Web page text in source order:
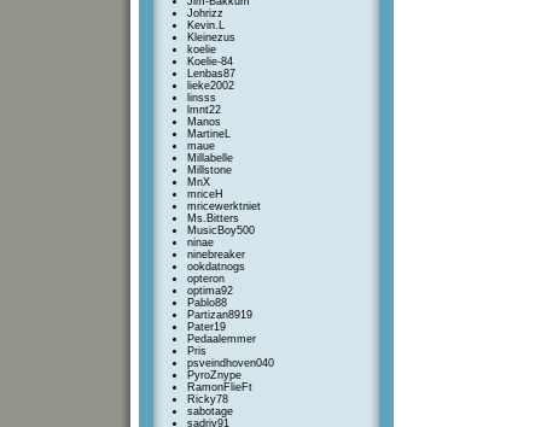
Johrizz
Kevin.L
Kleinezus
koelie
Koelie-84
Lenbas87
lieke2002
linsss
lmnt22
Manos
MartineL
maue
Millabelle
Millstone
MnX
mriceH
mricewerktniet
Ms.Bitters
MusicBoy500
ninae
ninebreaker
ookdatnogs
opteron
optima92
Pablo88
Partizan8919
Pater19
Pedaalemmer
Pris
psveindhoven040
PyroZnype
RamonFlieFt
Ricky78
sabotage
sadriy91